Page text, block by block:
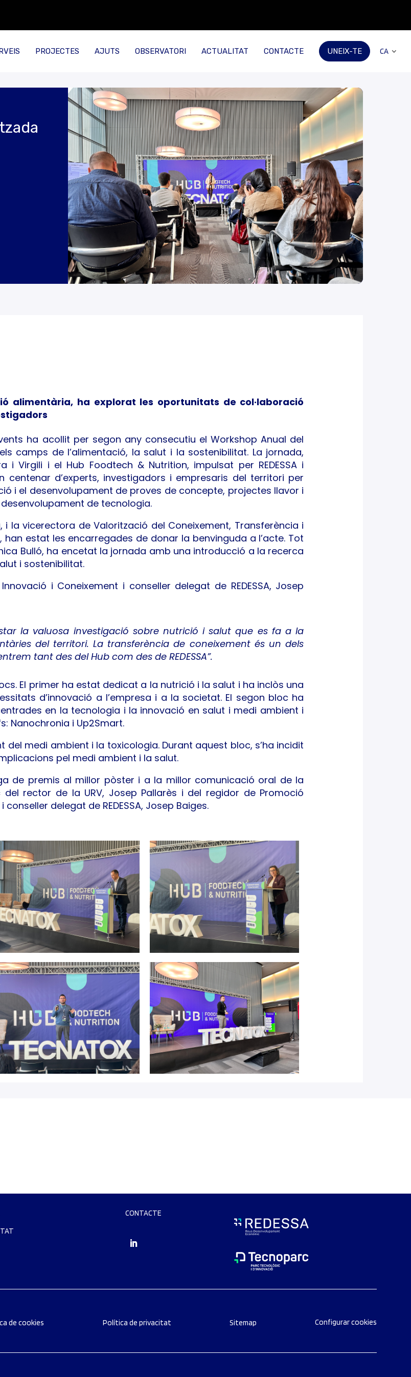
PROJECTES AJUTS OBSERVATORI ACTUALITAT CONTACTE UNEIX-TE CA
alimentària, ha explorat les oportunitats de col·laboració
ha acollit per segon any consecutiu el Workshop Anual del
camps de l’alimentació, la salut i la sostenibilitat. La jornada,
i Virgili i el Hub Foodtech & Nutrition, impulsat per REDESSA i
centenar d’experts, investigadors i empresaris del territori per
i el desenvolupament de proves de concepte, projectes llavor i
de tecnologia.
i la vicerectora de Valorització del Coneixement, Transferència i
han estat les encarregades de donar la benvinguda a l’acte. Tot
Bulló, ha encetat la jornada amb una introducció a la recerca
i sostenibilitat.
i Coneixement i conseller delegat de REDESSA, Josep
la valuosa investigació sobre nutrició i salut que es fa a la
del territori. La transferència de coneixement és un dels
tant des del Hub com des de REDESSA”.
El primer ha estat dedicat a la nutrició i la salut i ha inclòs una
d’innovació a l’empresa i a la societat. El segon bloc ha
en la tecnologia i la innovació en salut i medi ambient i
Nanochronia i Up2Smart.
del medi ambient i la toxicologia. Durant aquest bloc, s’ha incidit
pel medi ambient i la salut.
de premis al millor pòster i a la millor comunicació oral de la
rector de la URV, Josep Pallarès i del regidor de Promoció
delegat de REDESSA, Josep Baiges.
CONTACTE
de cookies Política de privacitat Sitemap Configurar cookies